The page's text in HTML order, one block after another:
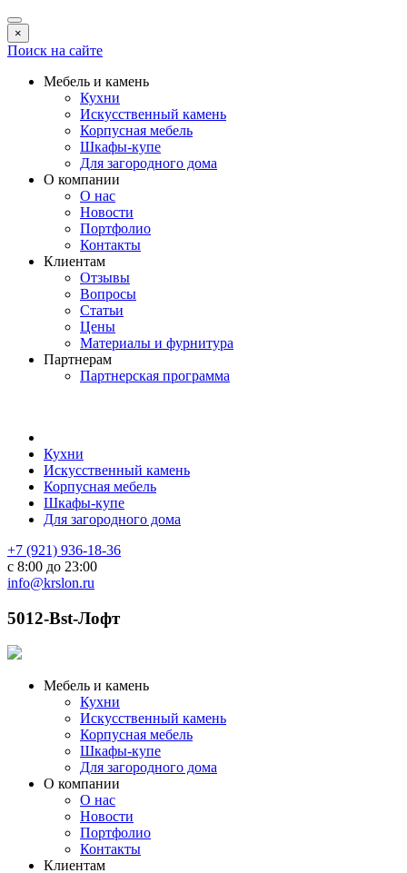
×
Поиск на сайте
Мебель и камень
Кухни
Искусственный камень
Корпусная мебель
Шкафы-купе
Для загородного дома
О компании
О нас
Новости
Портфолио
Контакты
Клиентам
Отзывы
Вопросы
Статьи
Цены
Материалы и фурнитура
Партнерам
Партнерская программа
Кухни
Искусственный камень
Корпусная мебель
Шкафы-купе
Для загородного дома
+7 (921) 936-18-36
с 8:00 до 23:00
info@krslon.ru
5012-Bst-Лофт
Мебель и камень
Кухни
Искусственный камень
Корпусная мебель
Шкафы-купе
Для загородного дома
О компании
О нас
Новости
Портфолио
Контакты
Клиентам